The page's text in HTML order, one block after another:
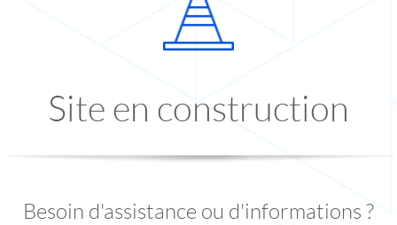
Site en construction
Besoin d'assistance ou d'informations ?